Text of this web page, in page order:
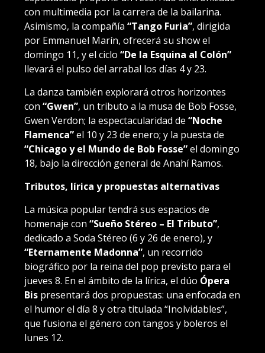
con multimedia por la carrera de la bailarina.
Asimismo, la compañía “Tango Furia”, dirigida
por Emmanuel Marín, ofrecerá su show el
domingo 11, y el ciclo “De la Esquina al Colón”
llevará el pulso del arrabal los días 4 y 23.
La danza también explorará otros horizontes
con “Gwen”, un tributo a la musa de Bob Fosse,
Gwen Verdon; la espectacularidad de “Noche
Flamenca”el 10 y 23 de enero; y la puesta de
“Chicago y el Mundo de Bob Fosse”el domingo
18, bajo la dirección general de Anahí Ramos.
Tributos, lírica y propuestas alternativas
La música popular tendrá sus espacios de
homenaje con “Sueño Stéreo – El Tributo”,
dedicado a Soda Stéreo (6 y 26 de enero), y
“Eternamente Madonna”, un recorrido
biográfico por la reina del pop previsto para el
jueves 8. En el ámbito de la lírica, el dúo Ópera
Bis presentará dos propuestas: una enfocada en
el humor el día 8 y otra titulada “Inolvidables”,
que fusiona el género con tangos y boleros el
lunes 12.